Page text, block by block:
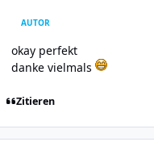
AUTOR
okay perfekt
danke vielmals
Zitieren